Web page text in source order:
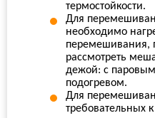
термостойкости.
Для
необходимо
перемешивания,
рассмотреть
дежой: с
подогревом.
Для
требовательных